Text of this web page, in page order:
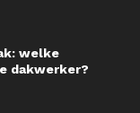
welke
dakwerker?